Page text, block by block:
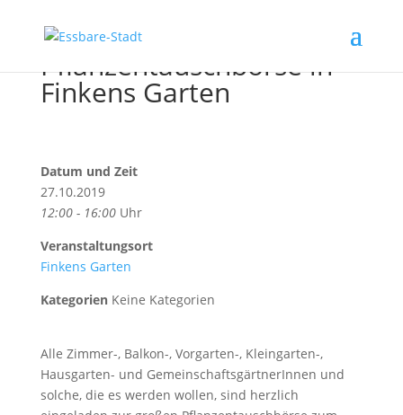
Pflanzentauschbörse in
Finkens Garten
Datum und Zeit
27.10.2019
12:00 - 16:00Uhr
Veranstaltungsort
Finkens Garten
KategorienKeine Kategorien
Alle Zimmer-, Balkon-, Vorgarten-, Kleingarten-,
Hausgarten- und GemeinschaftsgärtnerInnen und
solche, die es werden wollen, sind herzlich